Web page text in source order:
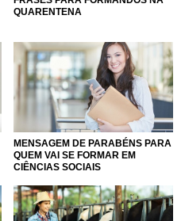
QUARENTENA
MENSAGEM DE PARABÉNS PARA
QUEM VAI SE FORMAR EM
CIÊNCIAS SOCIAIS